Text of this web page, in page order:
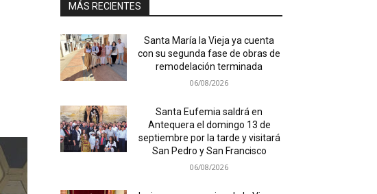
MÁS RECIENTES
Santa María la Vieja ya cuenta
con su segunda fase de obras de
remodelación terminada
06/08/2026
Santa Eufemia saldrá en
Antequera el domingo 13 de
septiembre por la tarde y visitará
San Pedro y San Francisco
06/08/2026